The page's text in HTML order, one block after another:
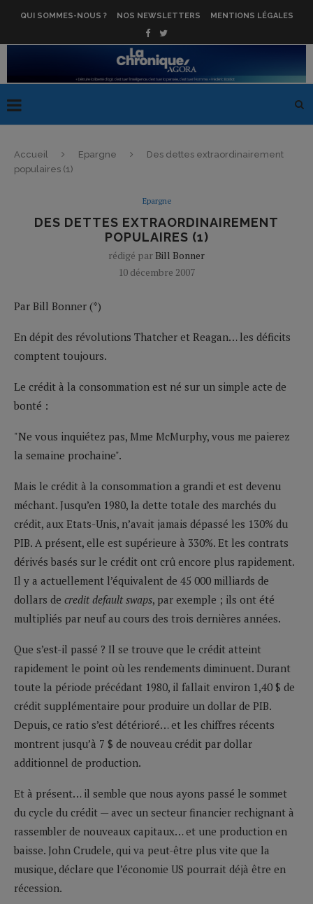
QUI SOMMES-NOUS ? NOS NEWSLETTERS MENTIONS LÉGALES
Accueil Epargne
Des dettes extraordinairement
populaires (1)
Epargne
DES DETTES EXTRAORDINAIREMENT
POPULAIRES (1)
rédigé par Bill Bonner
10 décembre 2007
Par Bill Bonner (*)
En dépit des révolutions Thatcher et Reagan… les déficits
comptent toujours.
Le crédit à la consommation est né sur un simple acte de
bonté :
"Ne vous inquiétez pas, Mme McMurphy, vous me paierez
la semaine prochaine".
Mais le crédit à la consommation a grandi et est devenu
méchant. Jusqu’en 1980, la dette totale des marchés du
crédit, aux Etats-Unis, n’avait jamais dépassé les 130% du
PIB. A présent, elle est supérieure à 330%. Et les contrats
dérivés basés sur le crédit ont crû encore plus rapidement.
Il y a actuellement l’équivalent de 45 000 milliards de
dollars de credit default swaps, par exemple ; ils ont été
multipliés par neuf au cours des trois dernières années.
Que s’est-il passé ? Il se trouve que le crédit atteint
rapidement le point où les rendements diminuent. Durant
toute la période précédant 1980, il fallait environ 1,40 $ de
crédit supplémentaire pour produire un dollar de PIB.
Depuis, ce ratio s’est détérioré… et les chiffres récents
montrent jusqu’à 7 $ de nouveau crédit par dollar
additionnel de production.
Et à présent… il semble que nous ayons passé le sommet
du cycle du crédit — avec un secteur financier rechignant à
rassembler de nouveaux capitaux… et une production en
baisse. John Crudele, qui va peut-être plus vite que la
musique, déclare que l’économie US pourrait déjà être en
récession.